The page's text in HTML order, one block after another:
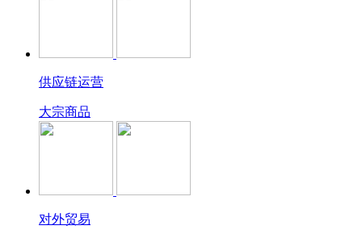
供应链运营
大宗商品
对外贸易